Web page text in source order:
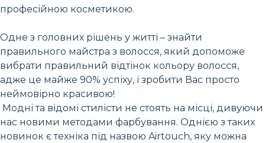
професійною косметикою.
Одне з головних рішень у житті – знайти
правильного майстра з волосся, який допоможе
вибрати правильний відтінок кольору волосся,
адже це майже 90% успіху, і зробити Вас просто
неймовірно красивою!
Модні та відомі стилісти не стоять на місці, дивуючи
нас новими методами фарбування. Однією з таких
новинок є техніка під назвою Airtouch, яку можна